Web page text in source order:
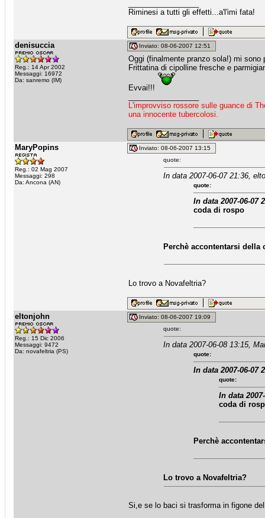
Riminesi a tutti gli effetti...a'l'imi fata!
denisuccia
Reg.: 14 Apr 2002
Messaggi: 16972
Da: sanremo (IM)
Inviato: 08-06-2007 12:51
Oggi (finalmente pranzo sola!) mi
Frittatina di cipolline fresche e
Evvai!!!
L'improvviso rossore sulle guance di
una innocente tubercolosi.
MaryPopins
Reg.: 02 Mag 2007
Messaggi: 298
Da: Ancona (AN)
Inviato: 08-06-2007 13:15
quote:
In data 2007-06-07 21:36,
quote:
In data 2007-06-07
coda di rospo
Perchè accontentarsi
Lo trovo a Novafeltria?
eltonjohn
Reg.: 15 Dic 2006
Messaggi: 9472
Da: novafeltria (PS)
Inviato: 08-06-2007 19:09
quote:
In data 2007-06-08 13:15,
quote:
In data 2007-06-07
quote:
In data
coda di
Perchè
Lo trovo a Novafeltria?
Si,e se lo baci si trasforma in figone